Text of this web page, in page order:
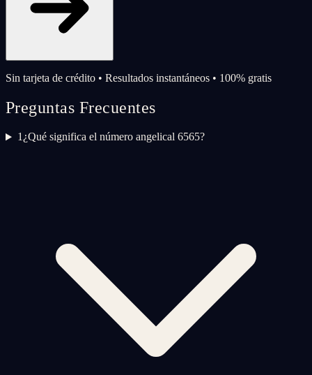
Sin tarjeta de crédito • Resultados instantáneos • 100% gratis
Preguntas Frecuentes
1¿Qué significa el número angelical 6565?